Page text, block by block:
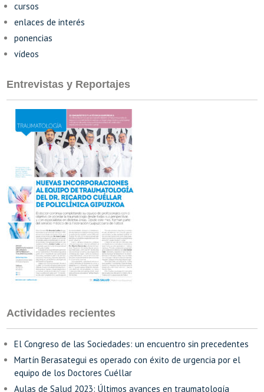
cursos
enlaces de interés
ponencias
vídeos
Entrevistas y Reportajes
Actividades recientes
El Congreso de las Sociedades: un encuentro sin precedentes
Martín Berasategui es operado con éxito de urgencia por el
equipo de los Doctores Cuéllar
Aulas de Salud 2023: Últimos avances en traumatología